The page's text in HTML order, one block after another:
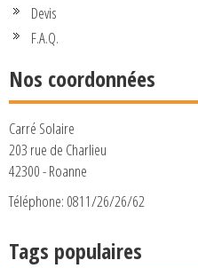
Devis
F.A.Q.
Nos coordonnées
Carré Solaire
203 rue de Charlieu
42300 - Roanne
Téléphone: 0811/26/26/62
Tags populaires